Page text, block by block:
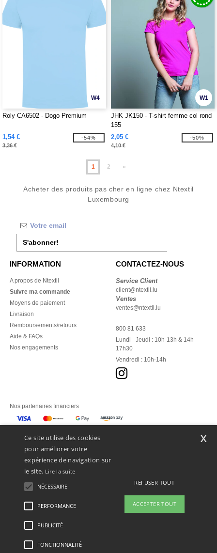
W4
Roly CA6502 - Dogo Premium
1,54 €
3,36 €
-54%
W1
JHK JK150 - T-shirt femme col rond
155
2,05 €
4,10 €
-50%
1 2 »
Acheter des produits pas cher en ligne chez Ntextil
Luxembourg
S'abonner!
INFORMATION
A propos de Ntextil
Suivre ma commande
Moyens de paiement
Livraison
Remboursements/retours
Aide & FAQs
Nos engagements
CONTACTEZ-NOUS
Service Client
client@ntextil.lu
Ventes
ventes@ntextil.lu
800 81 633
Lundi - Jeudi : 10h-13h & 14h-
17h30
Vendredi : 10h-14h
Nos partenaires financiers
Mentions Légales-Politique de Confidentialité
Copyright 2026 ntextil.lu - Tous droits réservés
Ce site utilise des cookies
pour améliorer votre
expérience de navigation sur
le site. Lire la suite
NÉCESSAIRE
PERFORMANCE
PUBLICITÉ
FONCTIONNALITÉ
REFUSER TOUT
ACCEPTER TOUT
x